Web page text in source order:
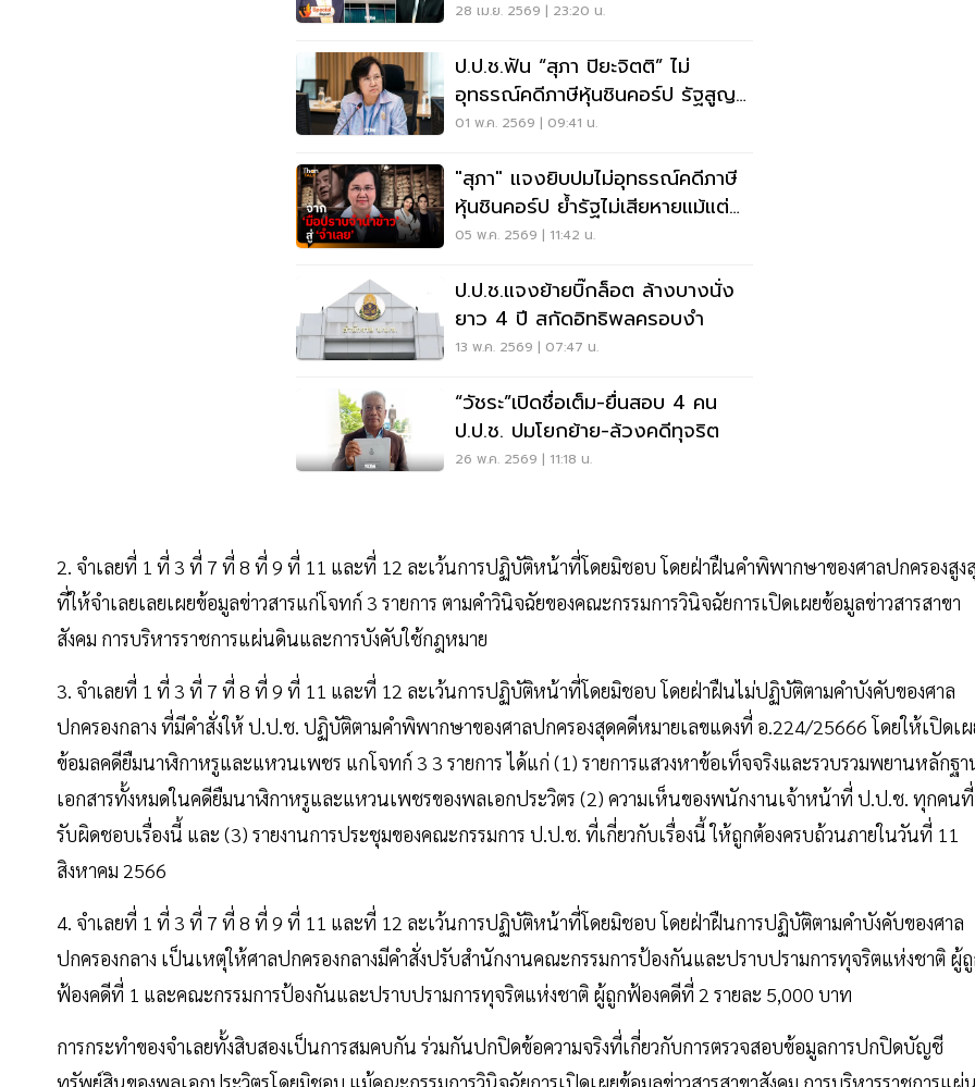
28 เม.ย. 2569 | 23:20 น.
ป.ป.ช.ฟัน “สุภา ปิยะจิตติ” ไม่
อุทธรณ์คดีภาษีหุ้นชินคอร์ป รัฐสูญ
1.7 หมื่นล้าน
01 พ.ค. 2569 | 09:41 น.
"สุภา" แจงยิบปมไม่อุทธรณ์คดีภาษี
หุ้นชินคอร์ป ย้ำรัฐไม่เสียหายแม้แต่
บาทเดียว
05 พ.ค. 2569 | 11:42 น.
ป.ป.ช.แจงย้ายบิ๊กล็อต ล้างบางนั่ง
ยาว 4 ปี สกัดอิทธิพลครอบงำ
13 พ.ค. 2569 | 07:47 น.
“วัชระ”เปิดชื่อเต็ม-ยื่นสอบ 4 คน
ป.ป.ช. ปมโยกย้าย-ล้วงคดีทุจริต
26 พ.ค. 2569 | 11:18 น.
2. จำเลยที่ 1 ที่ 3 ที่ 7 ที่ 8 ที่ 9 ที่ 11 และที่ 12 ละเว้นการปฏิบัติหน้าที่โดยมิชอบ โดยฝ่าฝืนคำพิพากษาของศาลปกครองสูง
ที่ให้จำเลยเลยเผยข้อมูลข่าวสารแก่โจทก์ 3 รายการ ตามคำวินิจฉัยของคณะกรรมการวินิจฉัยการเปิดเผยข้อมูลข่าวสารสาขา
สังคม การบริหารราชการแผ่นดินและการบังคับใช้กฎหมาย
3. จำเลยที่ 1 ที่ 3 ที่ 7 ที่ 8 ที่ 9 ที่ 11 และที่ 12 ละเว้นการปฏิบัติหน้าที่โดยมิชอบ โดยฝ่าฝืนไม่ปฏิบัติตามคำบังคับของศาล
ปกครองกลาง ที่มีคำสั่งให้ ป.ป.ช. ปฏิบัติตามคำพิพากษาของศาลปกครองสุดคดีหมายเลขแดงที่ อ.224/25666 โดยให้เปิดเ
ข้อมลคดียืมนาฬิกาหรูและแหวนเพชร แกโจทก์ 3 3 รายการ ได้แก่ (1) รายการแสวงหาข้อเท็จจริงและรวบรวมพยานหลักฐ
เอกสารทั้งหมดในคดียืมนาฬิกาหรูและแหวนเพชรของพลเอกประวิตร (2) ความเห็นของพนักงานเจ้าหน้าที่ ป.ป.ช. ทุกคนที่
รับผิดชอบเรื่องนี้ และ (3) รายงานการประชุมของคณะกรรมการ ป.ป.ช. ที่เกี่ยวกับเรื่องนี้ ให้ถูกต้องครบถ้วนภายในวันที่ 11
สิงหาคม 2566
4. จำเลยที่ 1 ที่ 3 ที่ 7 ที่ 8 ที่ 9 ที่ 11 และที่ 12 ละเว้นการปฏิบัติหน้าที่โดยมิชอบ โดยฝ่าฝืนการปฏิบัติตามคำบังคับของศาล
ปกครองกลาง เป็นเหตุให้ศาลปกครองกลางมีคำสั่งปรับสำนักงานคณะกรรมการป้องกันและปราบปรามการทุจริตแห่งชาติ ผู้
ฟ้องคดีที่ 1 และคณะกรรมการป้องกันและปราบปรามการทุจริตแห่งชาติ ผู้ถูกฟ้องคดีที่ 2 รายละ 5,000 บาท
การกระทำของจำเลยทั้งสิบสองเป็นการสมคบกัน ร่วมกันปกปิดข้อความจริงที่เกี่ยวกับการตรวจสอบข้อมูลการปกปิดบัญชี